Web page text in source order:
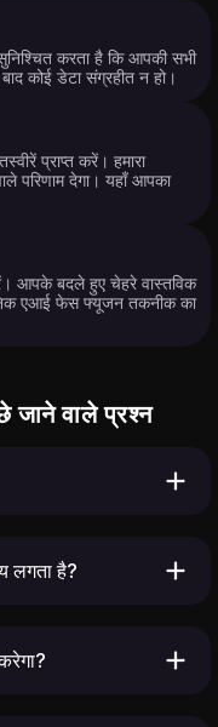
करता है कि आपकी सभी
कोई डेटा संग्रहीत न हो।
प्राप्त करें। हमारा
परिणाम देगा। यहाँ आपका
आपके बदले हुए चेहरे वास्तविक
एआई फेस फ्यूजन तकनीक का
वाले प्रश्न
लगता है?